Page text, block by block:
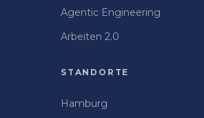
Agentic Engineering
Arbeiten 2.0
STANDORTE
Hamburg